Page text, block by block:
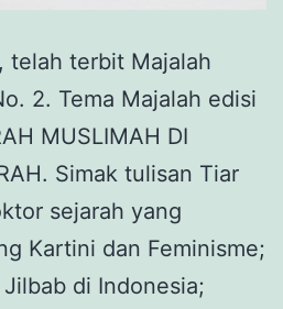
terbit Majalah
2. Tema Majalah edisi
MUSLIMAH DI
Simak tulisan Tiar
sejarah yang
Kartini dan Feminisme;
di Indonesia;